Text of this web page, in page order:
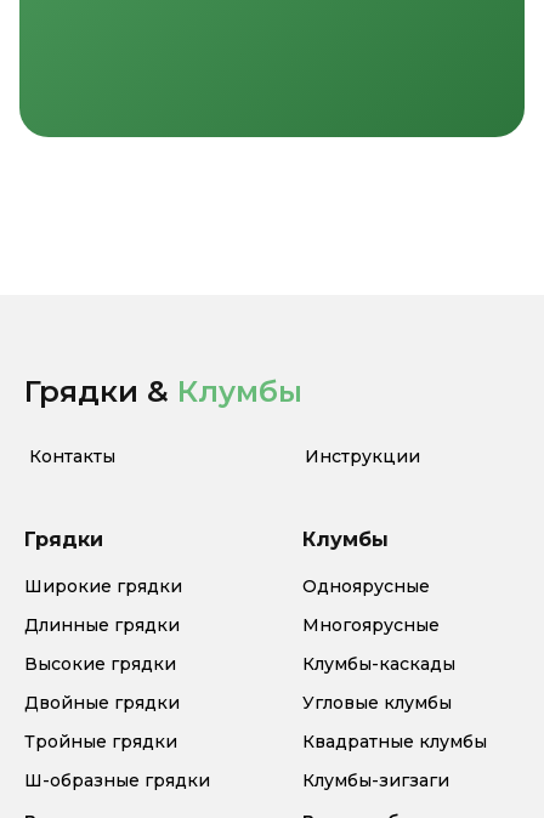
Грядки & Клумбы
Контакты Инструкции
Грядки
Широкие грядки
Длинные грядки
Высокие грядки
Двойные грядки
Тройные грядки
Ш-образные грядки
Клумбы
Одноярусные
Многоярусные
Клумбы-каскады
Угловые клумбы
Квадратные клумбы
Клумбы-зигзаги